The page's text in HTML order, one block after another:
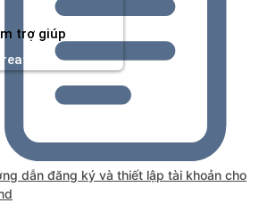
trợ giúp
dẫn đăng ký và thiết lập tài khoản cho